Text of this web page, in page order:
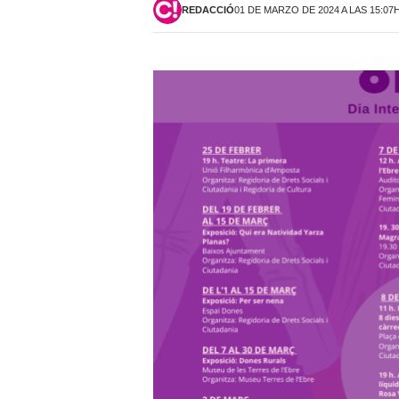
REDACCIÓ01 DE MARZO DE 2024 A LAS